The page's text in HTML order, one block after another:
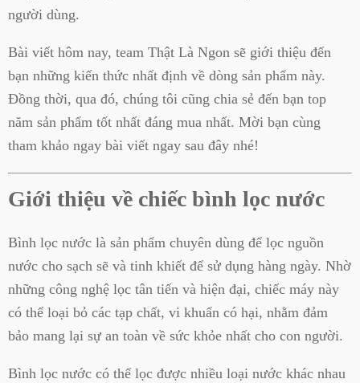
người dùng.
Bài viết hôm nay, team Thật Là Ngon sẽ giới thiệu đến
bạn những kiến thức nhất định về dòng sản phẩm này.
Đồng thời, qua đó, chúng tôi cũng chia sẻ đến bạn top
năm sản phẩm tốt nhất đáng mua nhất. Mời bạn cùng
tham khảo ngay bài viết ngay sau đây nhé!
Giới thiệu về chiếc bình lọc nước
Bình lọc nước là sản phẩm chuyên dùng để lọc nguồn
nước cho sạch sẽ và tinh khiết để sử dụng hàng ngày. Nhờ
những công nghệ lọc tân tiến và hiện đại, chiếc máy này
có thể loại bỏ các tạp chất, vi khuẩn có hại, nhằm đảm
bảo mang lại sự an toàn về sức khỏe nhất cho con người.
Bình lọc nước có thể lọc được nhiều loại nước khác nhau